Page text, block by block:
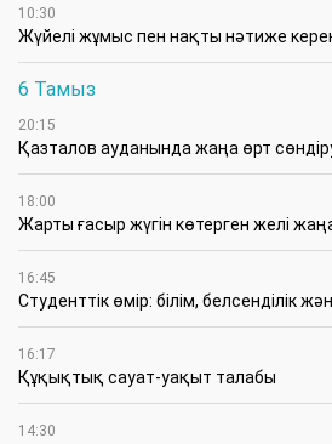
10:30
Жүйелі жұмыс пен нақты нәтиже
6 Тамыз
20:15
Қазталов ауданында жаңа өрт
18:00
Жарты ғасыр жүгін көтерген желі
16:45
Студенттік өмір: білім, белсенділік
16:17
Құқықтық сауат-уақыт талабы
14:30